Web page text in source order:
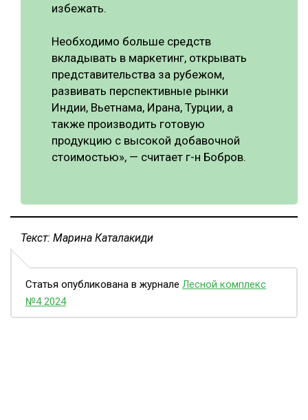
избежать.
Необходимо больше средств
вкладывать в маркетинг, открывать
представительства за рубежом,
развивать перспективные рынки
Индии, Вьетнама, Ирана, Турции, а
также производить готовую
продукцию с высокой добавочной
стоимостью», — считает г-н Бобров.
Текст: Марина Каталакиди
Статья опубликована в журнале Лесной комплекс
№4 2024